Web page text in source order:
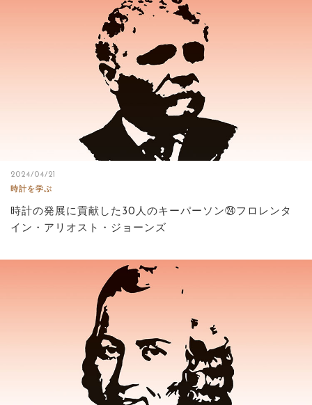
2024/04/21
時計を学ぶ
時計の発展に貢献した30人のキーパーソン㉔フロレンタ
イン・アリオスト・ジョーンズ